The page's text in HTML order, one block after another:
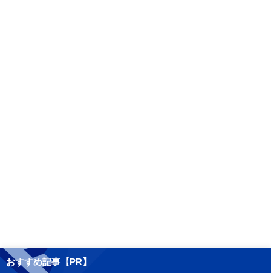
おすすめ記事【PR】